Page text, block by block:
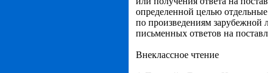
определенной целью
по произведениям зарубежной
письменных ответов на
Внеклассное чтение